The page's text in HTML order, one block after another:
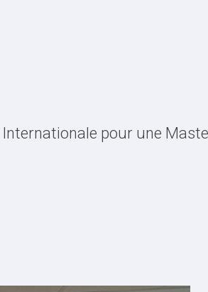
pour une